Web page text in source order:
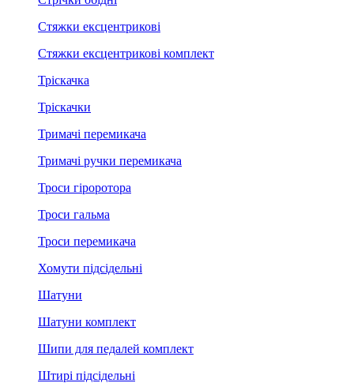
Стяжки ексцентрикові
Стяжки ексцентрикові комплект
Тріскачка
Тріскачки
Тримачі перемикача
Тримачі ручки перемикача
Троси гіроротора
Троси гальма
Троси перемикача
Хомути підсідельні
Шатуни
Шатуни комплект
Шипи для педалей комплект
Штирі підсідельні